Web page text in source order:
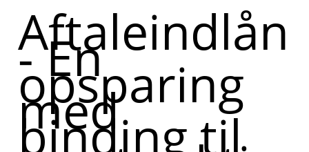
Aftaleindlån
- En
opsparing
med
binding til